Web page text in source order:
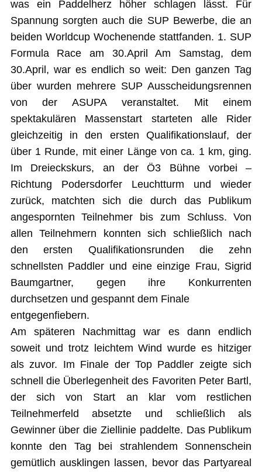
was ein Paddelherz höher schlagen lässt. Für
Spannung sorgten auch die SUP Bewerbe, die an
beiden Worldcup Wochenende stattfanden. 1. SUP
Formula Race am 30.April Am Samstag, dem
30.April, war es endlich so weit: Den ganzen Tag
über wurden mehrere SUP Ausscheidungsrennen
von der ASUPA veranstaltet. Mit einem
spektakulären Massenstart starteten alle Rider
gleichzeitig in den ersten Qualifikationslauf, der
über 1 Runde, mit einer Länge von ca. 1 km, ging.
Im Dreieckskurs, an der Ö3 Bühne vorbei –
Richtung Podersdorfer Leuchtturm und wieder
zurück, matchten sich die durch das Publikum
angespornten Teilnehmer bis zum Schluss. Von
allen Teilnehmern konnten sich schließlich nach
den ersten Qualifikationsrunden die zehn
schnellsten Paddler und eine einzige Frau, Sigrid
Baumgartner, gegen ihre Konkurrenten
durchsetzen und gespannt dem Finale
entgegenfiebern.
Am späteren Nachmittag war es dann endlich
soweit und trotz leichtem Wind wurde es hitziger
als zuvor. Im Finale der Top Paddler zeigte sich
schnell die Überlegenheit des Favoriten Peter Bartl,
der sich von Start an klar vom restlichen
Teilnehmerfeld absetzte und schließlich als
Gewinner über die Ziellinie paddelte. Das Publikum
konnte den Tag bei strahlendem Sonnenschein
gemütlich ausklingen lassen, bevor das Partyareal